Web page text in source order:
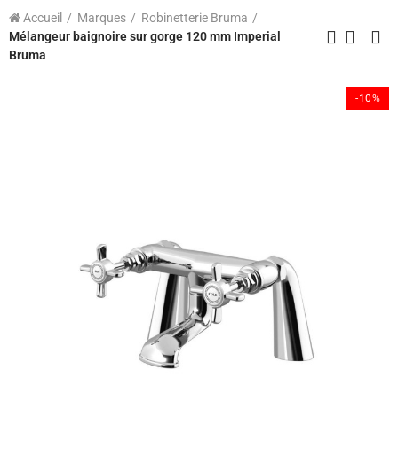
Accueil Marques
Robinetterie Bruma
Mélangeur baignoire sur gorge 120 mm Imperial
Bruma
-10%